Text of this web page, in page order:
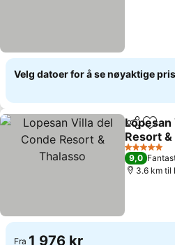
Velg datoer for å se nøyaktige
Del
Lopesan
Resort
Se priser
5 Stjerner
9,0
3.6 km til
Fra 1 976 kr